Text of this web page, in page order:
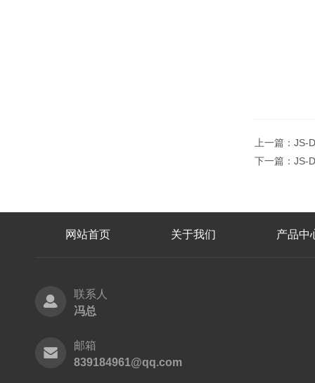
上一篇： JS-
下一篇： JS-
网站首页 关于我们 产品中
联系人
冯总
邮箱
839184961@qq.com